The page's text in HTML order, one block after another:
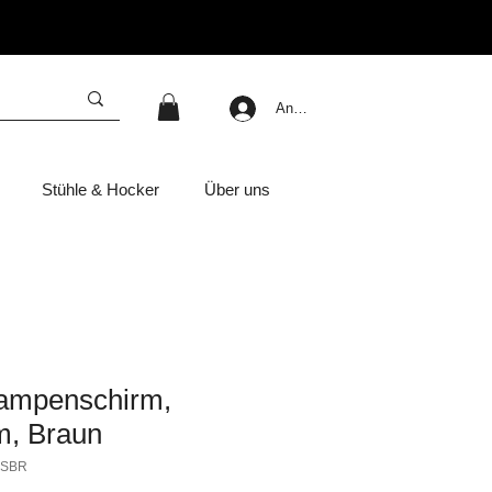
Stühle & Hocker Über uns
Anmelden
Braun